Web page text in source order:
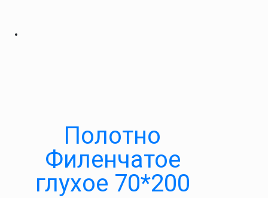
Полотно
Филенчатое
глухое 70*200